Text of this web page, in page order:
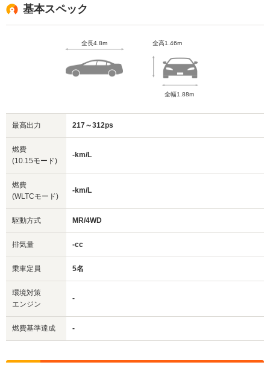
基本スペック
全長4.8m 全高1.46m
全幅1.88m
最高出力 217～312ps
燃費
(10.15モード)
-km/L
燃費
(WLTCモード)
-km/L
駆動方式 MR/4WD
排気量 -cc
乗車定員 5名
環境対策
エンジン
-
燃費基準達成 -